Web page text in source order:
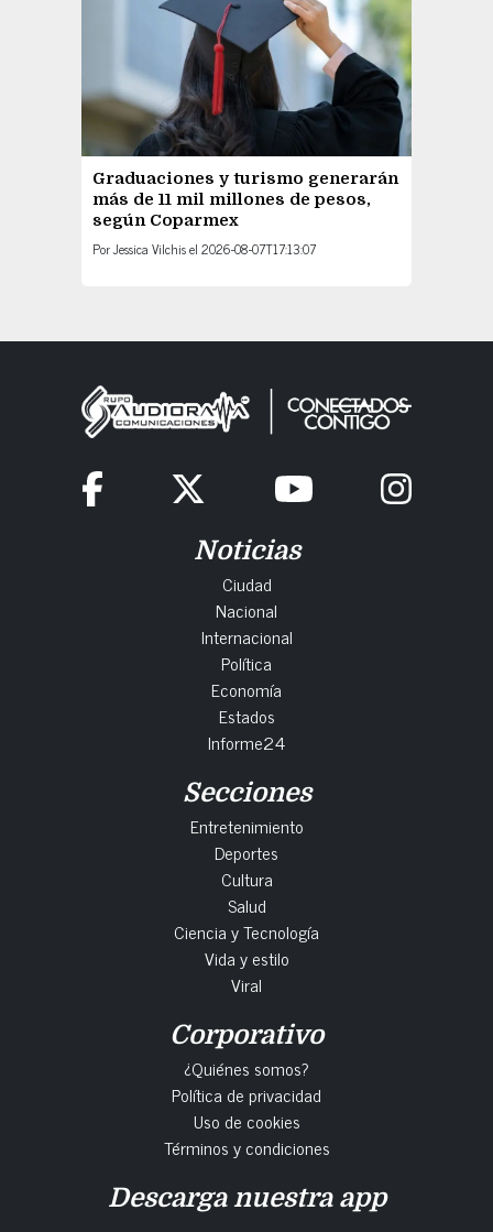
Graduaciones y turismo generarán
más de 11 mil millones de pesos,
según Coparmex
PorJessica Vilchisel 2026-08-07T17:13:07
Noticias
Ciudad
Nacional
Internacional
Política
Economía
Estados
Informe24
Secciones
Entretenimiento
Deportes
Cultura
Salud
Ciencia y Tecnología
Vida y estilo
Viral
Corporativo
¿Quiénes somos?
Política de privacidad
Uso de cookies
Términos y condiciones
Descarga nuestra app